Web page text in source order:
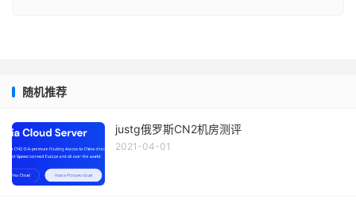
随机推荐
justg俄罗斯CN2机房测评
2021-04-01